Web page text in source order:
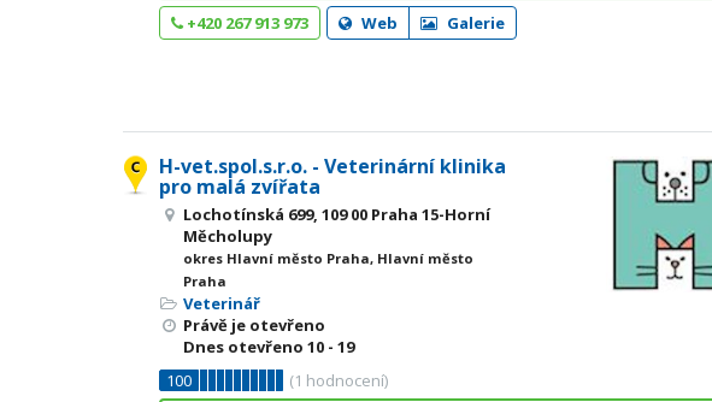
+420 267 913 973 Web Galerie
H-vet.spol.s.r.o. - Veterinární klinika
pro malá zvířata
Lochotínská 699, 109 00 Praha 15-Horní
Měcholupy
okres Hlavní město Praha, Hlavní město
Praha
Veterinář
Právě je otevřeno
Dnes otevřeno 10 - 19
100
(1 hodnocení)